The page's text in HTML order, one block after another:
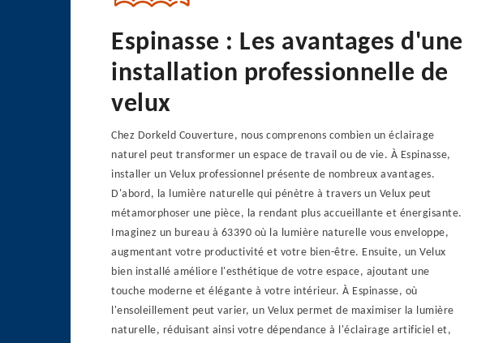
Espinasse : Les avantages d'une
installation professionnelle de
velux
Chez Dorkeld Couverture, nous comprenons combien un éclairage
naturel peut transformer un espace de travail ou de vie. À Espinasse,
installer un Velux professionnel présente de nombreux avantages.
D'abord, la lumière naturelle qui pénètre à travers un Velux peut
métamorphoser une pièce, la rendant plus accueillante et énergisante.
Imaginez un bureau à 63390 où la lumière naturelle vous enveloppe,
augmentant votre productivité et votre bien-être. Ensuite, un Velux
bien installé améliore l'esthétique de votre espace, ajoutant une
touche moderne et élégante à votre intérieur. À Espinasse, où
l'ensoleillement peut varier, un Velux permet de maximiser la lumière
naturelle, réduisant ainsi votre dépendance à l'éclairage artificiel et,